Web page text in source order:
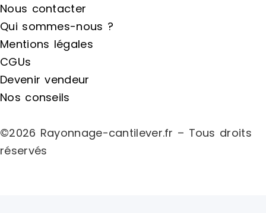
Nous contacter
Qui sommes-nous ?
Mentions légales
CGUs
Devenir vendeur
Nos conseils
©2026 Rayonnage-cantilever.fr – Tous droits
réservés